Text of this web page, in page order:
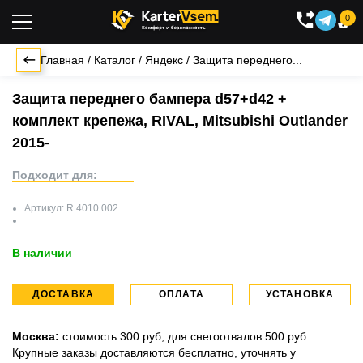

0
Главная / Каталог / Яндекс / Защита переднего...
Защита переднего бампера d57+d42 +
комплект крепежа, RIVAL, Mitsubishi Outlander
2015-
Подходит для:
Артикул: R.4010.002
В наличии
ДОСТАВКА ОПЛАТА УСТАНОВКА
Москва: стоимость 300 руб, для снегоотвалов 500 руб.
Крупные заказы доставляются бесплатно, уточнять у